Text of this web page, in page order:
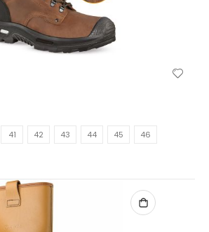
41 42 43 44 45
46